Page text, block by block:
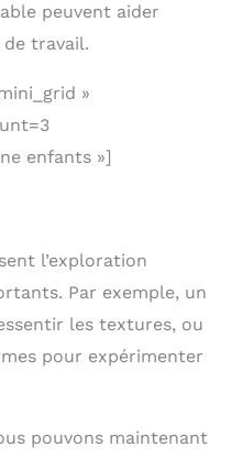
peuvent aider
travail.
»
enfants »]
l’exploration
Par exemple, un
les textures, ou
pour expérimenter
pouvons maintenant